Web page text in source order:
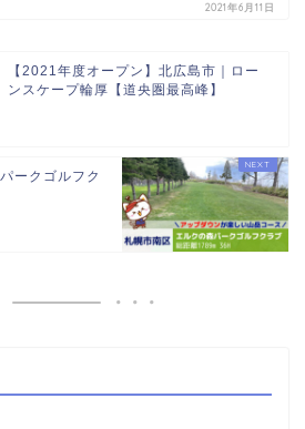
2021年6月11日
【2021年度オープン】北広島市｜ロー
ンスケープ輪厚【道央圏最高峰】
ークゴルフク